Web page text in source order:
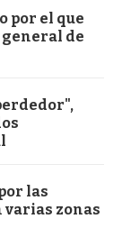
por el que
de
las
zonas